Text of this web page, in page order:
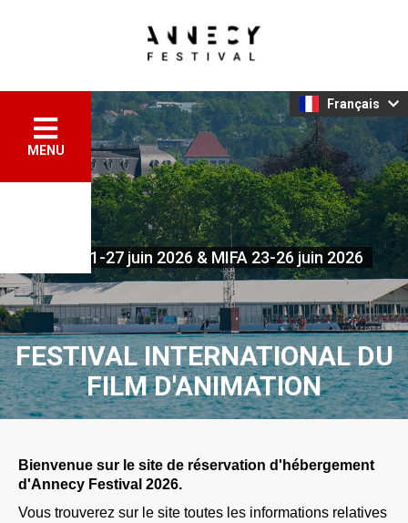
Français
MENU
FESTIVAL INTERNATIONAL DU
FILM D'ANIMATION
FIFA 21-27 juin 2026 & MIFA 23-26 juin 2026
Bienvenue sur le site de réservation d'hébergement
d'Annecy Festival 2026.
Vous trouverez sur le site toutes les informations relatives